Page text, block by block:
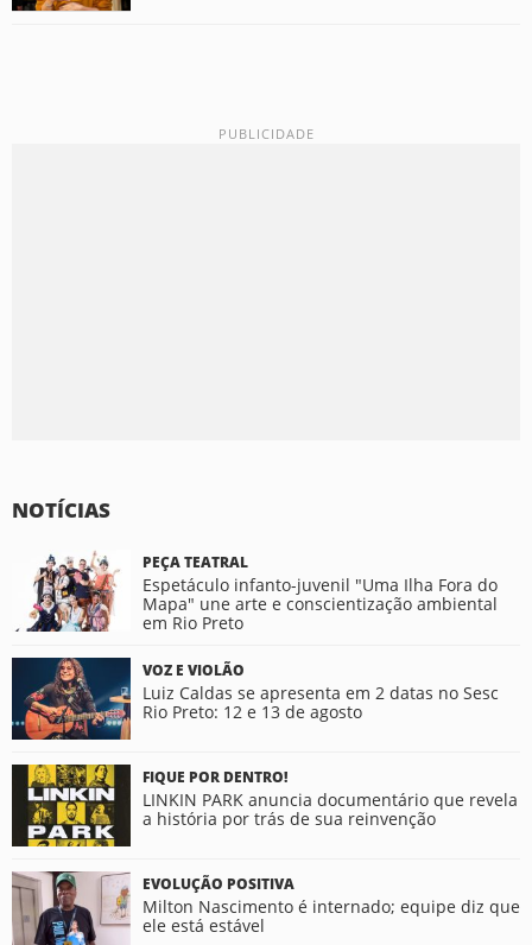
NOTÍCIAS
PEÇA TEATRAL
Espetáculo infanto-juvenil "Uma Ilha Fora do
Mapa" une arte e conscientização ambiental
em Rio Preto
VOZ E VIOLÃO
Luiz Caldas se apresenta em 2 datas no Sesc
Rio Preto: 12 e 13 de agosto
FIQUE POR DENTRO!
LINKIN PARK anuncia documentário que revela
a história por trás de sua reinvenção
EVOLUÇÃO POSITIVA
Milton Nascimento é internado; equipe diz que
ele está estável